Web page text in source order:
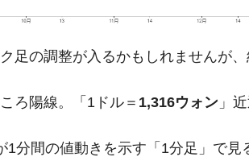
国政府『BYD』車への補助金を全廃 ⇒ 実は
米国大使スティールが着韓！⇒ さっそく空
政府「2035年までに18.4GW規模のAIデー
足の調整が入るかもしれませんが
ろ陽線。「1ドル＝ 1,316ウォン 」
1分間の値動きを示す「1分足」で見